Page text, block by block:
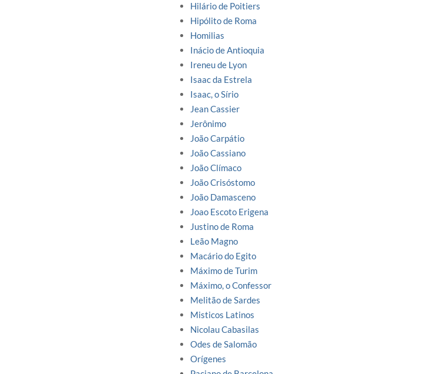
Hilário de Poitiers
Hipólito de Roma
Homilias
Inácio de Antioquia
Ireneu de Lyon
Isaac da Estrela
Isaac, o Sírio
Jean Cassier
Jerônimo
João Carpátio
João Cassiano
João Clímaco
João Crisóstomo
João Damasceno
Joao Escoto Erigena
Justino de Roma
Leão Magno
Macário do Egito
Máximo de Turim
Máximo, o Confessor
Melitão de Sardes
Misticos Latinos
Nicolau Cabasilas
Odes de Salomão
Orígenes